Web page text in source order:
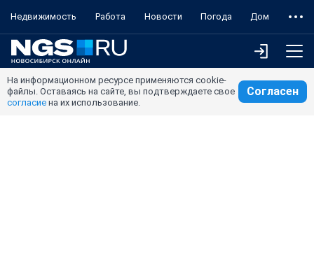
Недвижимость Работа Новости Погода Дом
На информационном ресурсе применяются cookie-
файлы. Оставаясь на сайте, вы подтверждаете свое
согласие на их использование.
Согласен